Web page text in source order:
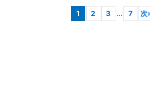
1 2 3 ... 7 次